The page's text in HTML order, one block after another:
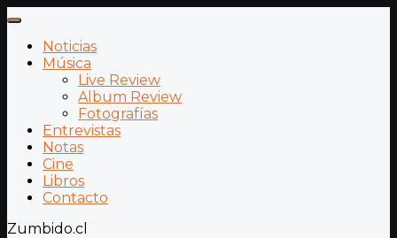
Noticias
Música
Live Review
Album Review
Fotografías
Entrevistas
Notas
Cine
Libros
Contacto
Zumbido.cl